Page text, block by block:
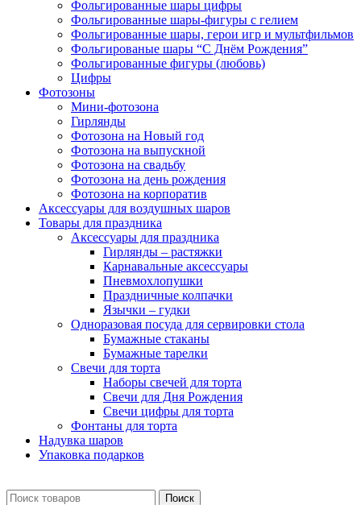
Фольгированные шары цифры
Фольгированные шары-фигуры с гелием
Фольгированные шары, герои игр и мультфильмов
Фольгированые шары “С Днём Рождения”
Фольгированные фигуры (любовь)
Цифры
Фотозоны
Мини-фотозона
Гирлянды
Фотозона на Новый год
Фотозона на выпускной
Фотозона на свадьбу
Фотозона на день рождения
Фотозона на корпоратив
Аксессуары для воздушных шаров
Товары для праздника
Аксессуары для праздника
Гирлянды – растяжки
Карнавальные аксессуары
Пневмохлопушки
Праздничные колпачки
Язычки – гудки
Одноразовая посуда для сервировки стола
Бумажные стаканы
Бумажные тарелки
Свечи для торта
Наборы свечей для торта
Свечи для Дня Рождения
Свечи цифры для торта
Фонтаны для торта
Надувка шаров
Упаковка подарков
Поиск